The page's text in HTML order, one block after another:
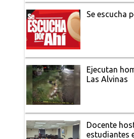
Se escucha
Ejecutan
Las Alvinas
Docente
estudiantes